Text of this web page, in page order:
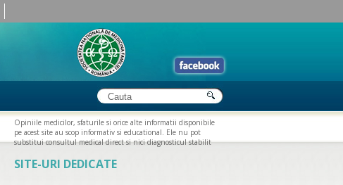
Opiniile medicilor, sfaturile si orice alte informatii disponibile
pe acest site au scop informativ si educational. Ele nu pot
substitui consultul medical direct si nici diagnosticul stabilit
SITE-URI DEDICATE